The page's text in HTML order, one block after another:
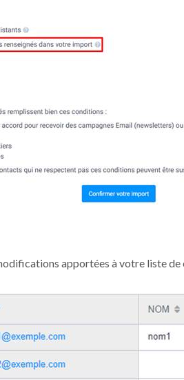
apportées à votre liste